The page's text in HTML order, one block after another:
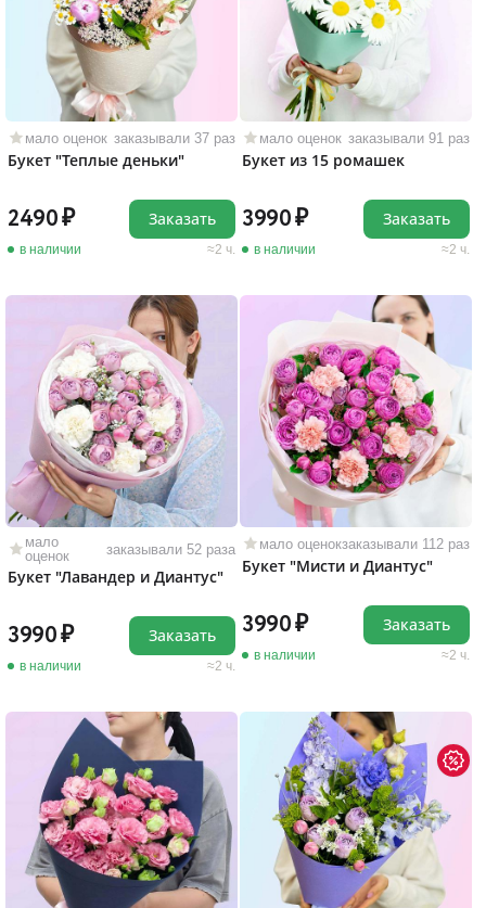
мало оценок заказывали 37 раз
Букет "Теплые деньки"
2490
в наличии 2 ч.
Заказать
мало оценок заказывали 91 раз
Букет из 15 ромашек
3990
в наличии 2 ч.
Заказать
мало
оценок
заказывали 52 раза
Букет "Лавандер и Диантус"
3990
в наличии 2 ч.
Заказать
мало оценокзаказывали 112 раз
Букет "Мисти и Диантус"
3990
в наличии 2 ч.
Заказать